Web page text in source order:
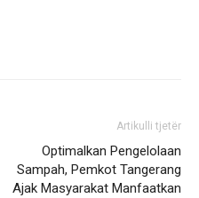
Artikulli tjetër
Optimalkan Pengelolaan
Sampah, Pemkot Tangerang
Ajak Masyarakat Manfaatkan